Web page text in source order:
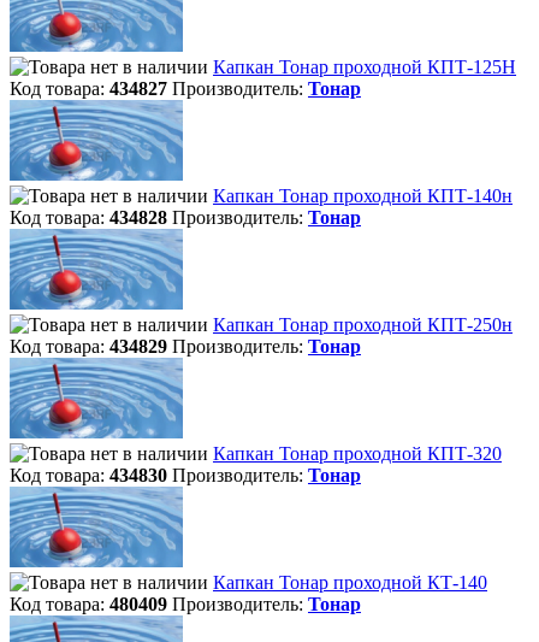
Капкан Тонар проходной КПТ-125Н
Код товара: 434827 Производитель: Тонар
Капкан Тонар проходной КПТ-140н
Код товара: 434828 Производитель: Тонар
Капкан Тонар проходной КПТ-250н
Код товара: 434829 Производитель: Тонар
Капкан Тонар проходной КПТ-320
Код товара: 434830 Производитель: Тонар
Капкан Тонар проходной КТ-140
Код товара: 480409 Производитель: Тонар